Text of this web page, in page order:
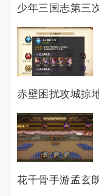
赤壁困扰攻城掠